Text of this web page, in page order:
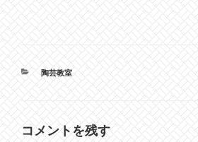
カ
テ
ゴ
リ
ー
陶芸教室
コメントを残す